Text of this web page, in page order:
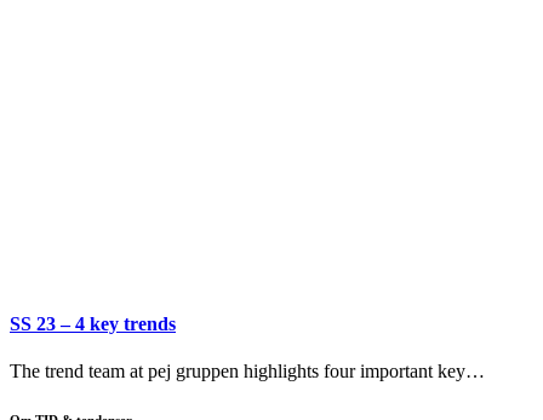
SS 23 – 4 key trends
The trend team at pej gruppen highlights four important key…